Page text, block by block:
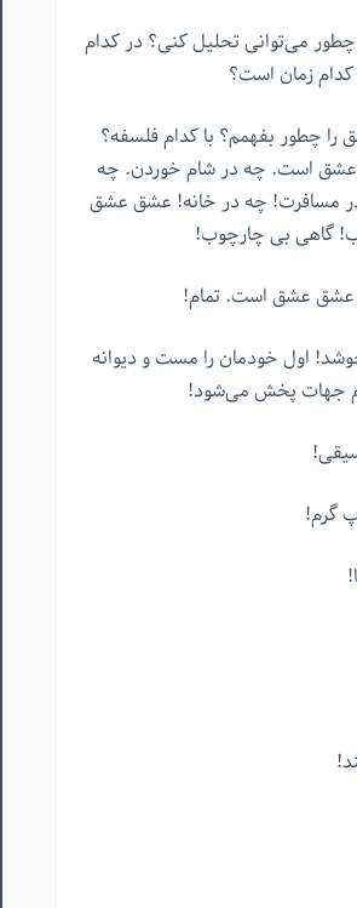
چطور می‌توانی تحلیل کنی؟ در کدام
زمان است؟
را چطور بفهمم؟ با کدام فلسفه؟
عشق است. چه در شام خوردن. چه
مسافرت! چه در خانه! عشق عشق
گاهی بی چارچوب!
عشق عشق است. تمام!
اول خودمان را مست و دیوانه
جهات پخش می‌شود!
گرم!